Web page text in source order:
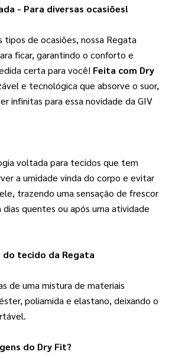
- Para diversas ocasiões!
tipos de ocasiões, nossa Regata
ficar, garantindo o conforto e
certa para você! Feita com Dry
e tecnológica que absorve o suor,
infinitas para essa novidade da GIV
voltada para tecidos que tem
a umidade vinda do corpo e evitar
trazendo uma sensação de frescor
quentes ou após uma atividade
do tecido da Regata
de uma mistura de materiais
poliamida e elastano, deixando o
do Dry Fit?